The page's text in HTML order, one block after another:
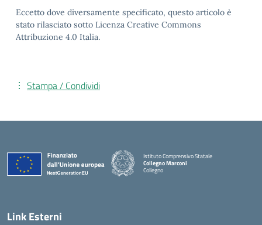
Eccetto dove diversamente specificato, questo articolo è
stato rilasciato sotto Licenza Creative Commons
Attribuzione 4.0 Italia.
Stampa / Condividi
Istituto Comprensivo Statale
Collegno Marconi
Collegno
Link Esterni